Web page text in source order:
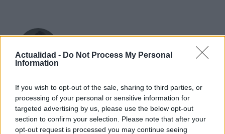
Actualidad - Do Not Process My Personal
Information
If you wish to opt-out of the sale, sharing to third parties, or
processing of your personal or sensitive information for
targeted advertising by us, please use the below opt-out
section to confirm your selection. Please note that after your
opt-out request is processed you may continue seeing
Valentina Mariani, veronesa, concibió una mini colección de mobiliario
tras un montaje en el Teatro Romano: hoy produce contenidos de estilo
para espacios domésticos. En la redacción promueve estéticas
minimalistas y lleva siempre una muestra de tejidos que testimonia sus
elecciones cromáticas personales y profesionales.